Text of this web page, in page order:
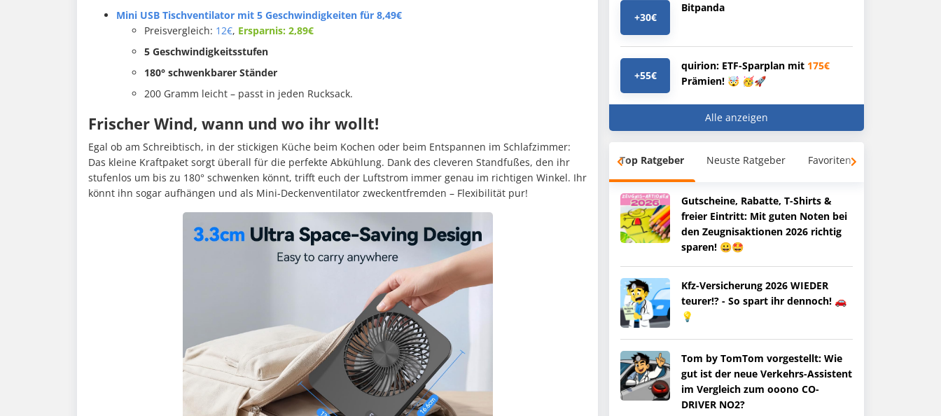
Mini USB Tischventilator mit 5 Geschwindigkeiten für 8,49€
Preisvergleich: 12€, Ersparnis: 2,89€
5 Geschwindigkeitsstufen
180° schwenkbarer Ständer
200 Gramm leicht – passt in jeden Rucksack.
Frischer Wind, wann und wo ihr wollt!
Egal ob am Schreibtisch, in der stickigen Küche beim Kochen oder beim Entspannen im Schlafzimmer:
Das kleine Kraftpaket sorgt überall für die perfekte Abkühlung. Dank des cleveren Standfußes, den ihr
stufenlos um bis zu 180° schwenken könnt, trifft euch der Luftstrom immer genau im richtigen Winkel. Ihr
könnt ihn sogar aufhängen und als Mini-Deckenventilator zweckentfremden – Flexibilität pur!
+30€
Bitpanda
+55€
quirion: ETF-Sparplan mit 175€
Prämien! 🤯 🥳🚀
Alle anzeigen
Top Ratgeber Neuste Ratgeber Favoriten
Gutscheine, Rabatte, T-Shirts &
freier Eintritt: Mit guten Noten bei
den Zeugnisaktionen 2026 richtig
sparen! 😀🤩
Kfz-Versicherung 2026 WIEDER
teurer!? - So spart ihr dennoch! 🚗
💡
Tom by TomTom vorgestellt: Wie
gut ist der neue Verkehrs-Assistent
im Vergleich zum ooono CO-
DRIVER NO2?